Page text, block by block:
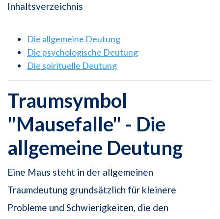
Inhaltsverzeichnis
Die allgemeine Deutung
Die psychologische Deutung
Die spirituelle Deutung
Traumsymbol
"Mausefalle" - Die
allgemeine Deutung
Eine Maus steht in der allgemeinen
Traumdeutung grundsätzlich für kleinere
Probleme und Schwierigkeiten, die den